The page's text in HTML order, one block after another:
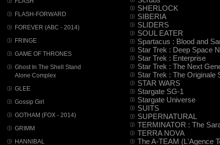
FLASH-FORWARD
FOREVER (ABC - 2014)
FRINGE
GAME OF THRONES
Ghost In The Shell Stand
Alone Complex
GLEE
Gossip Girl
GOTHAM (FOX - 2014)
GRIMM
HANNIBAL
SHERLOCK
SIBERIA
SLIDERS
SOUL EATER
Spartacus : Blood and
Star Trek : Deep Space
Star Trek : Enterprise
Star Trek : The Next
Star Trek : The Originale
STAR WARS
Stargate SG-1
Stargate Universe
SUITS
SUPERNATURAL
TERMINATOR : The
TERRA NOVA
The A-TEAM (L'Agence